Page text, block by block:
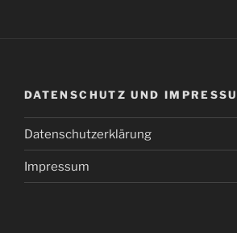
DATENSCHUTZ UND
Datenschutzerklärung
Impressum